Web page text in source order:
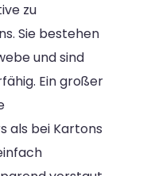
zu
Sie bestehen
und sind
Ein großer
als bei Kartons